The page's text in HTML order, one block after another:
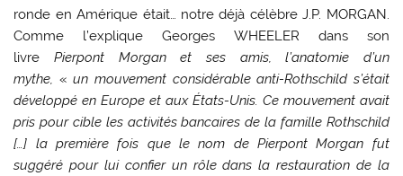
ronde en Amérique était… notre déjà célèbre J.P. MORGAN.
Comme l’explique Georges WHEELER dans son
livre Pierpont Morgan et ses amis, l’anatomie d’un
mythe, «un mouvement considérable anti-Rothschild s’était
développé en Europe et aux États-Unis. Ce mouvement avait
pris pour cible les activités bancaires de la famille Rothschild
[…] la première fois que le nom de Pierpont Morgan fut
suggéré pour lui confier un rôle dans la restauration de la